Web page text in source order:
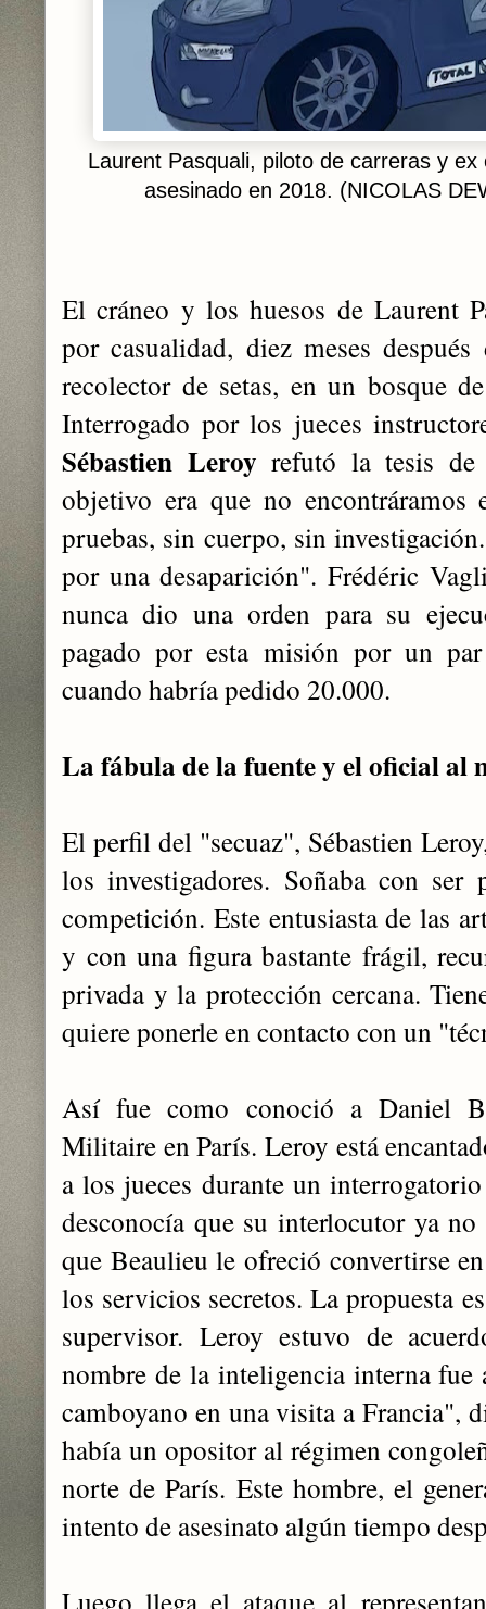
Laurent Pasquali, piloto de carreras y
asesinado en 2018. (NICOLAS
El cráneo y los huesos de Laurent
por casualidad, diez meses
recolector de setas, en un bosque
Interrogado por los jueces
Sébastien Leroy refutó la tesis
objetivo era que no
pruebas, sin cuerpo, sin
por una desaparición". Frédéric
nunca dio una orden para su
pagado por esta misión por un
cuando habría pedido 20.000.
La fábula de la fuente y el oficial al
El perfil del "secuaz", Sébastien
los investigadores. Soñaba con
competición. Este entusiasta de las
y con una figura bastante frágil,
privada y la protección cercana.
quiere ponerle en contacto con un
Así fue como conoció a Daniel
Militaire en París. Leroy está
a los jueces durante un
desconocía que su interlocutor ya
que Beaulieu le ofreció convertirse
los servicios secretos. La propuesta
supervisor. Leroy estuvo de
nombre de la inteligencia interna fue
camboyano en una visita a Francia",
había un opositor al régimen
norte de París. Este hombre, el
intento de asesinato algún tiempo
Luego llega el ataque al